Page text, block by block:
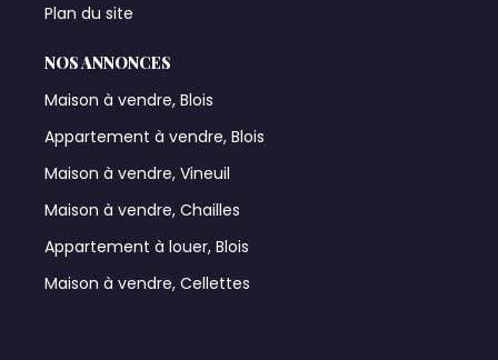
Plan du site
NOS ANNONCES
Maison à vendre, Blois
Appartement à vendre, Blois
Maison à vendre, Vineuil
Maison à vendre, Chailles
Appartement à louer, Blois
Maison à vendre, Cellettes